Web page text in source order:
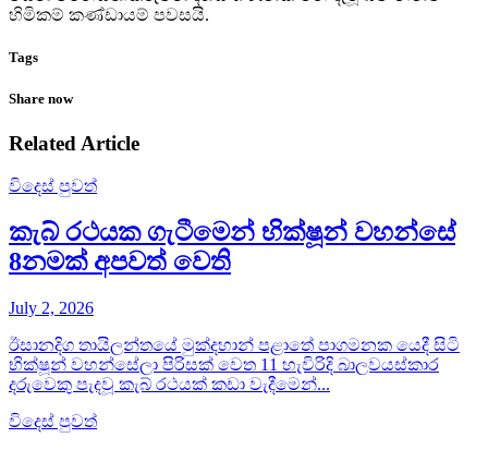
හිමිකම් කණ්ඩායම් පවසයි.
Tags
Share now
Related Article
විදෙස් පුවත්
කැබ් රථයක ගැටීමෙන් භික්ෂූන් වහන්සේ
8නමක් අපවත් වෙති
July 2, 2026
ඊසානදිග තායිලන්තයේ මුක්දහාන් පළාතේ පාගමනක යෙදී සිටි
භික්ෂූන් වහන්සේලා පිරිසක් වෙත 11 හැවිරිදි බාලවයස්කාර
දරුවෙකු පැදවූ කැබ් රථයක් කඩා වැදීමෙන්...
විදෙස් පුවත්